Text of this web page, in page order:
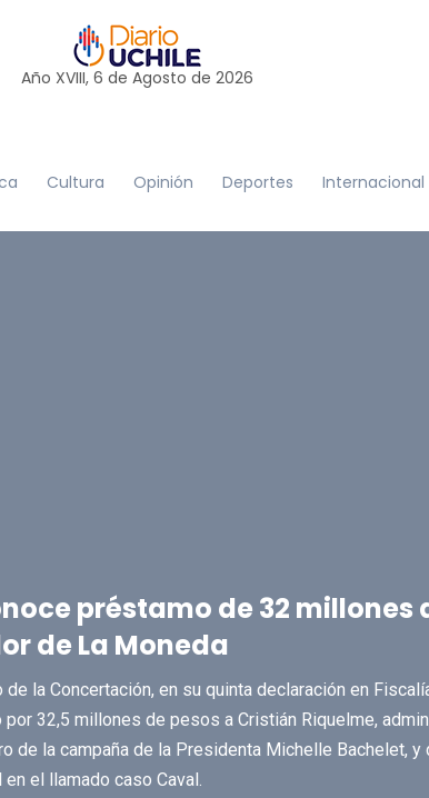
Año XVIII, 6 de Agosto de 2026
Cultura Opinión Deportes Internacional
préstamo de 32 millones
de La Moneda
la Concertación, en su quinta declaración en
32,5 millones de pesos a Cristián Riquelme,
de la campaña de la Presidenta Michelle Bachelet,
el llamado caso Caval.